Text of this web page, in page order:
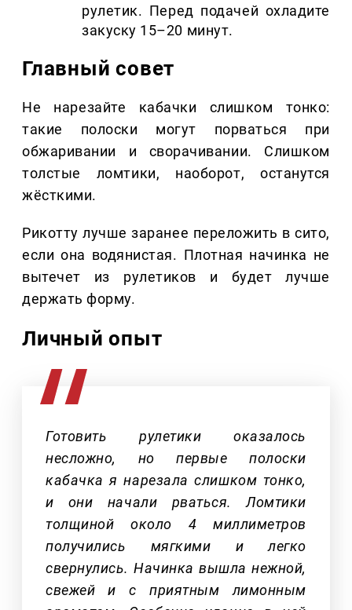
рулетик. Перед подачей охладите
закуску 15–20 минут.
Главный совет
Не нарезайте кабачки слишком тонко:
такие полоски могут порваться при
обжаривании и сворачивании. Слишком
толстые ломтики, наоборот, останутся
жёсткими.
Рикотту лучше заранее переложить в сито,
если она водянистая. Плотная начинка не
вытечет из рулетиков и будет лучше
держать форму.
Личный опыт
Готовить рулетики оказалось
несложно, но первые полоски
кабачка я нарезала слишком тонко,
и они начали рваться. Ломтики
толщиной около 4 миллиметров
получились мягкими и легко
свернулись. Начинка вышла нежной,
свежей и с приятным лимонным